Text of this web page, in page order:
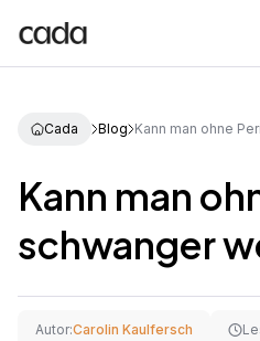
Cada Blog Kann man ohne
Kann man
schwanger
Autor:Carolin Kaulfersch